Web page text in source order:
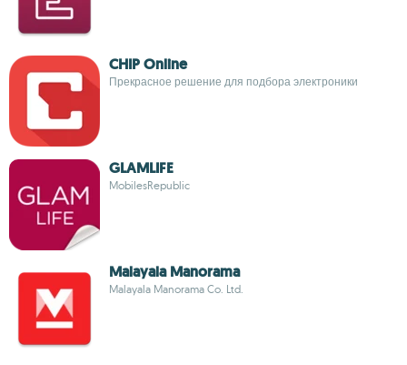
CHIP Online
Прекрасное решение для подбора электроники
GLAMLIFE
MobilesRepublic
Malayala Manorama
Malayala Manorama Co. Ltd.